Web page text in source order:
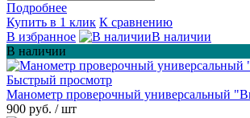
Подробнее
Купить в 1 клик К сравнению
В избранное
В наличии
В наличии
Быстрый просмотр
Манометр проверочный универсальный
900 руб. / шт